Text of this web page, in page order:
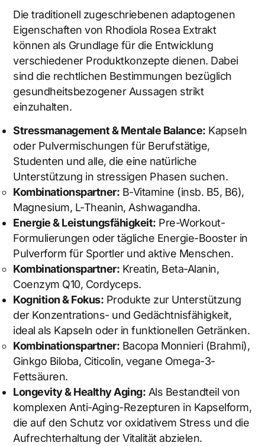
Die traditionell zugeschriebenen adaptogenen
Eigenschaften von Rhodiola Rosea Extrakt
können als Grundlage für die Entwicklung
verschiedener Produktkonzepte dienen. Dabei
sind die rechtlichen Bestimmungen bezüglich
gesundheitsbezogener Aussagen strikt
einzuhalten.
Stressmanagement & Mentale Balance: Kapseln
oder Pulvermischungen für Berufstätige,
Studenten und alle, die eine natürliche
Unterstützung in stressigen Phasen suchen.
Kombinationspartner: B-Vitamine (insb. B5, B6),
Magnesium, L-Theanin, Ashwagandha.
Energie & Leistungsfähigkeit: Pre-Workout-
Formulierungen oder tägliche Energie-Booster in
Pulverform für Sportler und aktive Menschen.
Kombinationspartner: Kreatin, Beta-Alanin,
Coenzym Q10, Cordyceps.
Kognition & Fokus: Produkte zur Unterstützung
der Konzentrations- und Gedächtnisfähigkeit,
ideal als Kapseln oder in funktionellen Getränken.
Kombinationspartner: Bacopa Monnieri (Brahmi),
Ginkgo Biloba, Citicolin, vegane Omega-3-
Fettsäuren.
Longevity & Healthy Aging: Als Bestandteil von
komplexen Anti-Aging-Rezepturen in Kapselform,
die auf den Schutz vor oxidativem Stress und die
Aufrechterhaltung der Vitalität abzielen.